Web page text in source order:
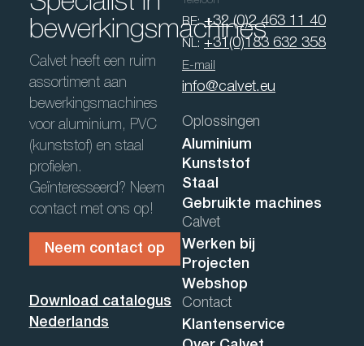
bewerkingsmachines
Calvet heeft een ruim
assortiment aan
bewerkingsmachines
voor aluminium, PVC
(kunststof) en staal
profielen.
Geïnteresseerd? Neem
contact met ons op!
Neem contact op
Download catalogus
Nederlands
BE: +32 (0)2 463 11 40
NL: +31(0)183 632 358
E-mail
info@calvet.eu
Oplossingen
Aluminium
Kunststof
Staal
Gebruikte machines
Calvet
Werken bij
Projecten
Webshop
Contact
Klantenservice